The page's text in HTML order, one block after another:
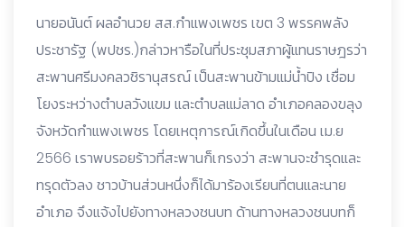
นายอนันต์ ผลอำนวย สส.กำแพงเพชร เขต 3 พรรคพลัง
ประชารัฐ (พปชร.)กล่าวหารือในที่ประชุมสภาผู้แทนราษฎรว่า
สะพานศรีมงคลวชิรานุสรณ์ เป็นสะพานข้ามแม่น้ำปิง เชื่อม
โยงระหว่างตำบลวังแขม และตำบลแม่ลาด อำเภอคลองขลุง
จังหวัดกำแพงเพชร โดยเหตุการณ์เกิดขึ้นในเดือน เม.ย
2566 เราพบรอยร้าวที่สะพานก็เกรงว่า สะพานจะชำรุดและ
ทรุดตัวลง ชาวบ้านส่วนหนึ่งก็ได้มาร้องเรียนที่ตนและนาย
อำเภอ จึงแจ้งไปยังทางหลวงชนบท ด้านทางหลวงชนบทก็